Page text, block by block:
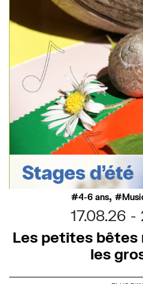
4-6 ans,
17.08.26
Les petites bêtes
les